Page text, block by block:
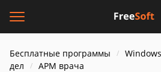
Бесплатные программы Windows
дел
АРМ врача